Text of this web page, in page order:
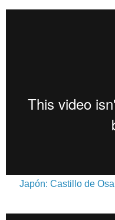
Japón: Castillo de